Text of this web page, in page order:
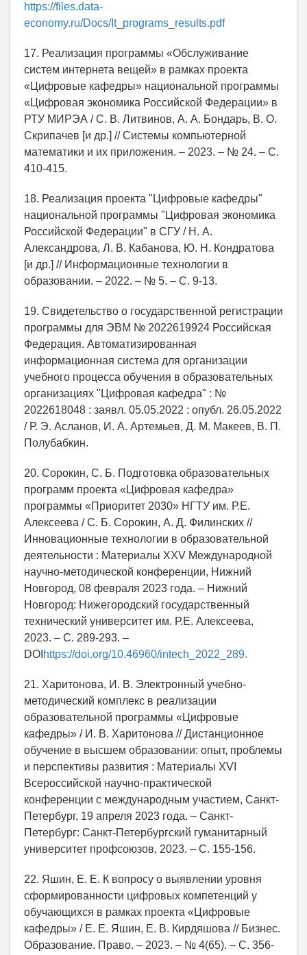
https://files.data-
economy.ru/Docs/It_programs_results.pdf
17. Реализация программы «Обслуживание
систем интернета вещей» в рамках проекта
«Цифровые кафедры» национальной программы
«Цифровая экономика Российской Федерации» в
РТУ МИРЭА / С. В. Литвинов, А. А. Бондарь, В. О.
Скрипачев [и др.] // Системы компьютерной
математики и их приложения. – 2023. – № 24. – С.
410-415.
18. Реализация проекта "Цифровые кафедры"
национальной программы "Цифровая экономика
Российской Федерации" в СГУ / Н. А.
Александрова, Л. В. Кабанова, Ю. Н. Кондратова
[и др.] // Информационные технологии в
образовании. – 2022. – № 5. – С. 9-13.
19. Свидетельство о государственной регистрации
программы для ЭВМ № 2022619924 Российская
Федерация. Автоматизированная
информационная система для организации
учебного процесса обучения в образовательных
организациях "Цифровая кафедра" : №
2022618048 : заявл. 05.05.2022 : опубл. 26.05.2022
/ Р. Э. Асланов, И. А. Артемьев, Д. М. Макеев, В. П.
Полубабкин.
20. Сорокин, С. Б. Подготовка образовательных
программ проекта «Цифровая кафедра»
программы «Приоритет 2030» НГТУ им. Р.Е.
Алексеева / С. Б. Сорокин, А. Д. Филинских //
Инновационные технологии в образовательной
деятельности : Материалы XXV Международной
научно-методической конференции, Нижний
Новгород, 08 февраля 2023 года. – Нижний
Новгород: Нижегородский государственный
технический университет им. Р.Е. Алексеева,
2023. – С. 289-293. –
DOI https://doi.org/10.46960/intech_2022_289.
21. Харитонова, И. В. Электронный учебно-
методический комплекс в реализации
образовательной программы «Цифровые
кафедры» / И. В. Харитонова // Дистанционное
обучение в высшем образовании: опыт, проблемы
и перспективы развития : Материалы XVI
Всероссийской научно-практической
конференции с международным участием, Санкт-
Петербург, 19 апреля 2023 года. – Санкт-
Петербург: Санкт-Петербургский гуманитарный
университет профсоюзов, 2023. – С. 155-156.
22. Яшин, Е. Е. К вопросу о выявлении уровня
сформированности цифровых компетенций у
обучающихся в рамках проекта «Цифровые
кафедры» / Е. Е. Яшин, Е. В. Кирдяшова // Бизнес.
Образование. Право. – 2023. – № 4(65). – С. 356-